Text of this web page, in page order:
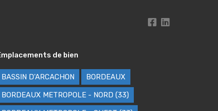
de bien
BASSIN D'ARCACHON BORDEAUX
BORDEAUX METROPOLE - NORD (33)